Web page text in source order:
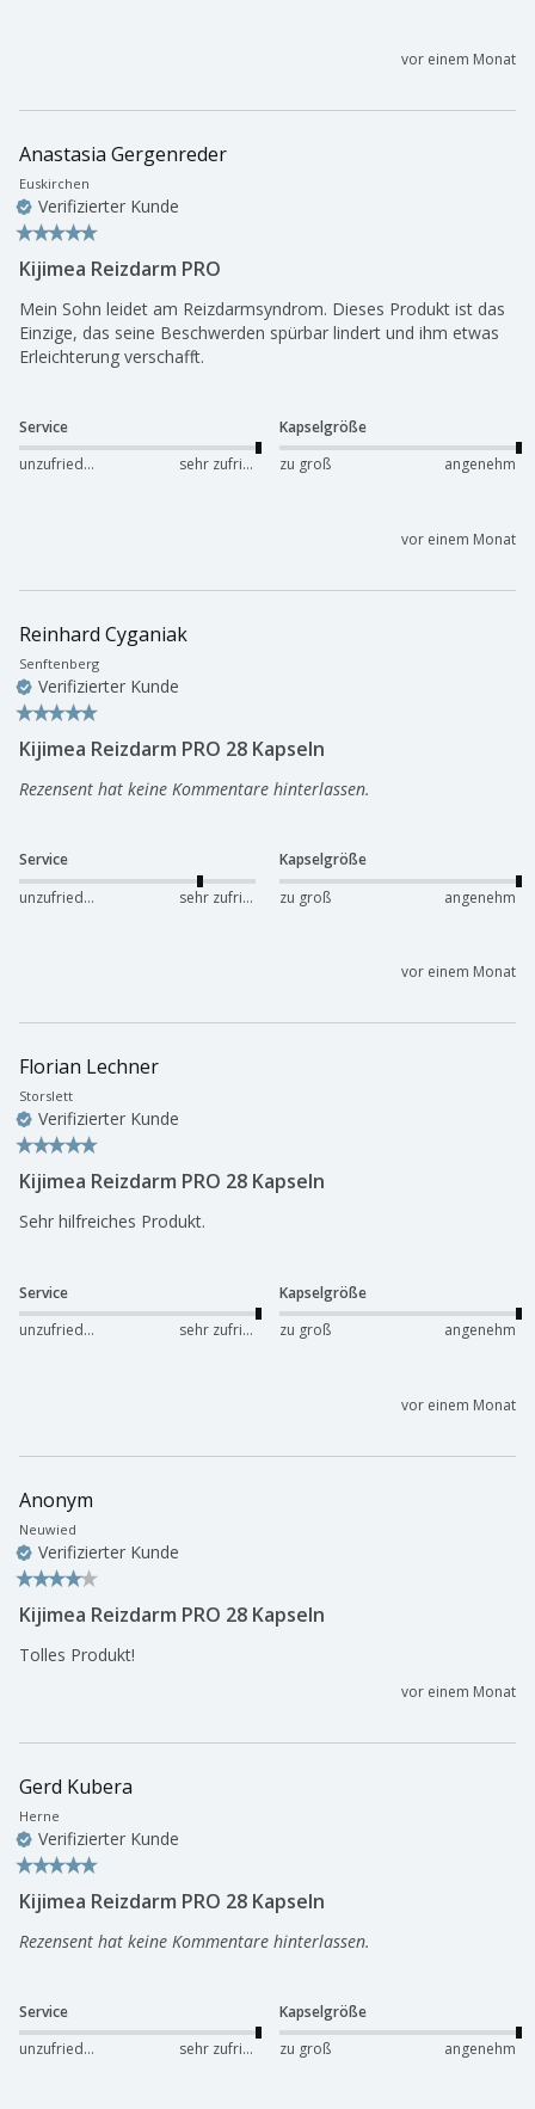
vor einem Monat
Verifizierter Kunde
Anastasia Gergenreder
Euskirchen
Kijimea Reizdarm PRO
Mein Sohn leidet am Reizdarmsyndrom. Dieses Produkt ist das
Einzige, das seine Beschwerden spürbar lindert und ihm etwas
Erleichterung verschafft.
Service
unzufrieden
sehr zufrieden
Kapselgröße
zu groß
angenehm
vor einem Monat
Verifizierter Kunde
Reinhard Cyganiak
Senftenberg
Kijimea Reizdarm PRO 28 Kapseln
Rezensent hat keine Kommentare hinterlassen.
Service
unzufrieden
sehr zufrieden
Kapselgröße
zu groß
angenehm
vor einem Monat
Verifizierter Kunde
Florian Lechner
Storslett
Kijimea Reizdarm PRO 28 Kapseln
Sehr hilfreiches Produkt.
Service
unzufrieden
sehr zufrieden
Kapselgröße
zu groß
angenehm
vor einem Monat
Verifizierter Kunde
Anonym
Neuwied
Kijimea Reizdarm PRO 28 Kapseln
Tolles Produkt!
vor einem Monat
Verifizierter Kunde
Gerd Kubera
Herne
Kijimea Reizdarm PRO 28 Kapseln
Rezensent hat keine Kommentare hinterlassen.
Service
unzufrieden
sehr zufrieden
Kapselgröße
zu groß
angenehm